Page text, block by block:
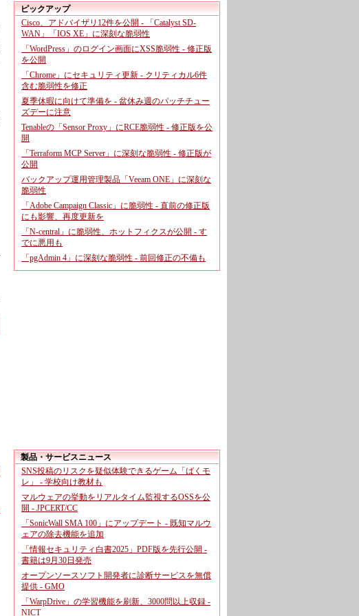
ピックアップ
Cisco、アドバイザリ12件を公開 - 「Catalyst SD-
WAN」「IOS XE」に深刻な脆弱性
「WordPress」のログイン画面にXSS脆弱性 - 修正版
を公開
「Chrome」にセキュリティ更新 - クリティカル6件
含む脆弱性を修正
夏季休暇に向けて準備を - 盆休み週のパッチチュー
ズデーに注意
Tenableの「Sensor Proxy」にRCE脆弱性 - 修正版を公
開
「Terraform MCP Server」に深刻な脆弱性 - 修正版が
公開
バックアップ運用管理製品「Veeam ONE」に深刻な
脆弱性
「Adobe Campaign Classic」に脆弱性 - 直前の修正版
にも影響、再度更新を
「N-central」に脆弱性、ホットフィクスが公開 - す
でに悪用も
「pgAdmin 4」に深刻な脆弱性 - 前回修正の不備も
製品・サービスニュース
SNS投稿のリスクを疑似体験できるゲーム「ばくモ
レ」 - 学校向け教材も
マルウェアの挙動をリアルタイム監視するOSSを公
開 - JPCERT/CC
「SonicWall SMA 100」にアップデート - 既知マルウ
ェアの除去機能を追加
「情報セキュリティ白書2025」PDF版を先行公開 -
書籍は9月30日発売
オープンソースソフト開発者に診断サービスを無償
提供 - GMO
「WarpDrive」の学習機能を刷新、3000問以上収録 -
NICT